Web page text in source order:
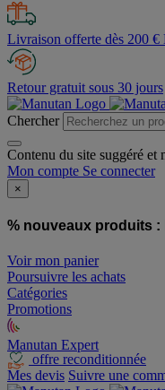
Livraison offerte dès 200 €
Retour gratuit sous 30 jours
Chercher
Contenu du site suggéré et
Mon compte Se connecter
×
% nouveaux produits :
Voir mon panier
Poursuivre les achats
Catégories
Promotions
Manutan Expert
offre reconditionnée
Mes devis Suivre une